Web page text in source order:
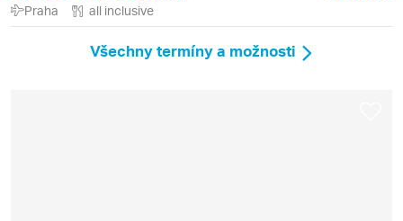
Praha all inclusive
Všechny termíny a možnosti